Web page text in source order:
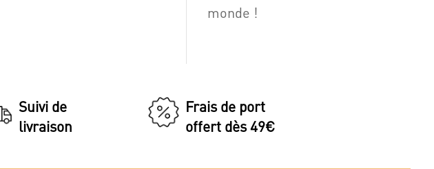
monde !
Suivi de
livraison
Frais de port
offert dès 49€